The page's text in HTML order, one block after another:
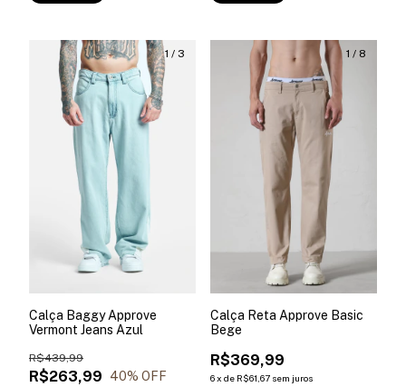
1 / 3
Calça Baggy Approve
Vermont Jeans Azul
R$263,99
R$439,99
40% OFF
1 / 8
Calça Reta Approve Basic
Bege
R$369,99
6x de R$61,67 sem juros